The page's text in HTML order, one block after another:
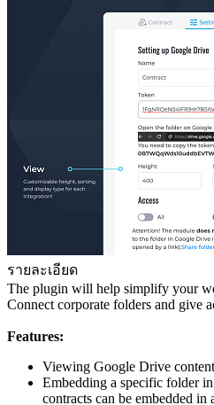
รายละเอียด
The plugin will help simplify your
Connect corporate folders and give
Features:
Viewing Google Drive
Embedding a specific folder
contracts can be embedded